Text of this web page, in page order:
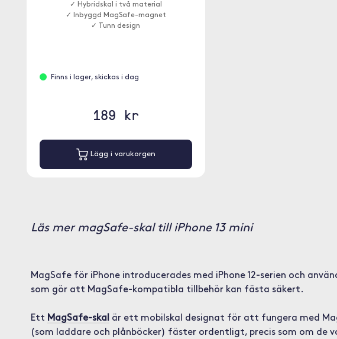
✓ Hybridskal i två material
✓ Inbyggd MagSafe-magnet
✓ Tunn design
Finns i lager, skickas i dag
189 kr
Lägg i varukorgen
Läs mer magSafe-skal till iPhone 13 mini
MagSafe för iPhone introducerades med iPhone 12-serien och
som gör att MagSafe-kompatibla tillbehör kan fästa säkert.
Ett MagSafe-skal är ett mobilskal designat för att fungera med
(som laddare och plånböcker) fäster ordentligt, precis som om de